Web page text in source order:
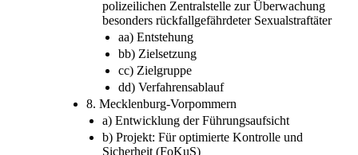
polizeilichen Zentralstelle zur Überwachung
besonders rückfallgefährdeter Sexualstraftäter
aa) Entstehung
bb) Zielsetzung
cc) Zielgruppe
dd) Verfahrensablauf
8. Mecklenburg-Vorpommern
a) Entwicklung der Führungsaufsicht
b) Projekt: Für optimierte Kontrolle und
Sicherheit (FoKuS)